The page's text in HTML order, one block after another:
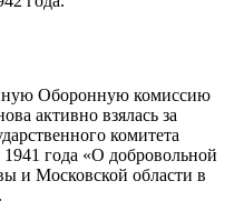
Оборонную комиссию
активно взялась за
комитета
года «О добровольной
и Московской области в